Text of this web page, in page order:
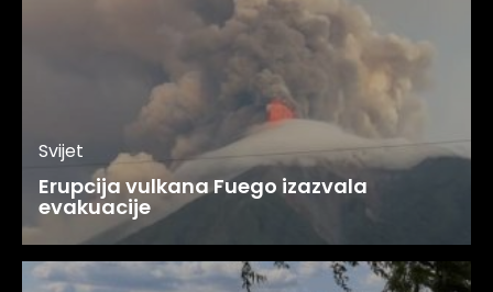
Svijet
Erupcija vulkana Fuego izazvala
evakuacije